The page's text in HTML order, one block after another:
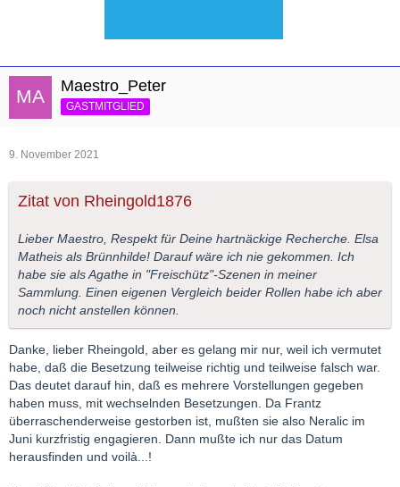
Maestro_Peter
GASTMITGLIED
9. November 2021
Zitat von Rheingold1876
Lieber Maestro, Respekt für Deine hartnäckige Recherche. Elsa
Matheis als Brünnhilde! Darauf wäre ich nie gekommen. Ich
habe sie als Agathe in "Freischütz"-Szenen in meiner
Sammlung. Einen eigenen Vergleich beider Rollen habe ich aber
noch nicht anstellen können.
Danke, lieber Rheingold, aber es gelang mir nur, weil ich vermutet
habe, daß die Besetzung teilweise richtig und teilweise falsch war.
Das deutet darauf hin, daß es mehrere Vorstellungen gegeben
haben muss, mit wechselnden Besetzungen. Da Frantz
überraschenderweise gestorben ist, mußten sie also Neralic im
Juni kurzfristig engagieren. Dann mußte ich nur das Datum
herausfinden und voilà...!